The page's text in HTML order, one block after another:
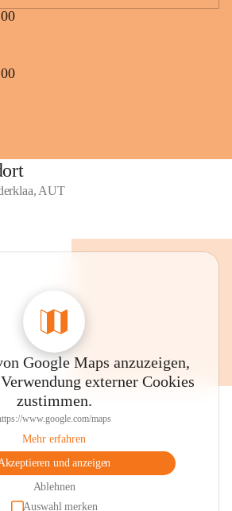
für die
jedoch
so
Beschwerden.
Herren!
AUT
Google Maps anzuzeigen,
externer Cookies
zustimmen.
www.google.com/maps
Mehr erfahren
und anzeigen
Ablehnen
Auswahl merken